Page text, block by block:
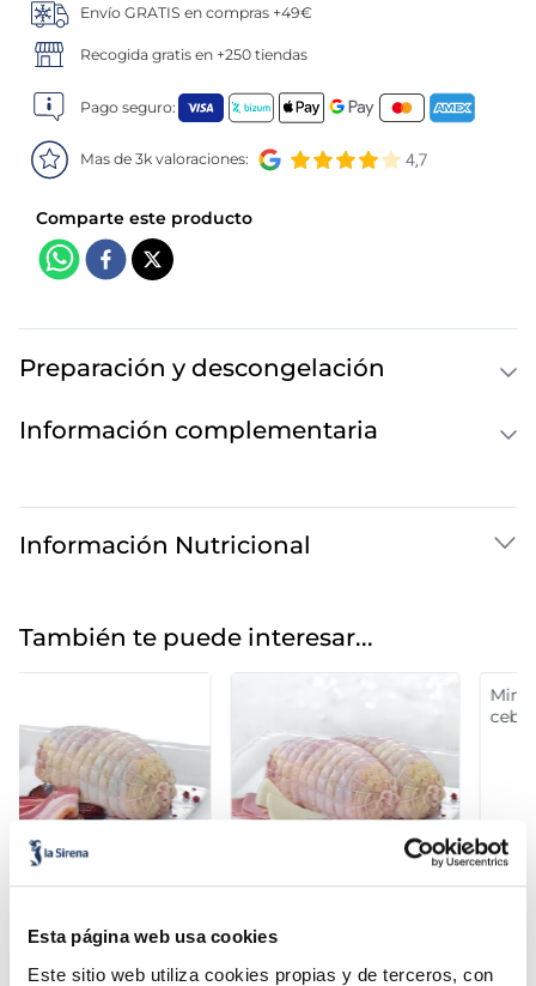
Esta página web usa cookies
Este sitio web utiliza cookies propias y de terceros, con
Envío GRATIS en compras +49€
Recogida gratis en +250 tiendas
Pago seguro:
Mas de 3k valoraciones:
Preparación y descongelación
Información complementaria
Información Nutricional
También te puede interesar...
g 4,99 € Pack 2 u 400 g
queso
7,99 € Unidad 800 g
. listísimos
10. pollo